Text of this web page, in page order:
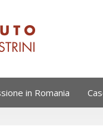
in Romania